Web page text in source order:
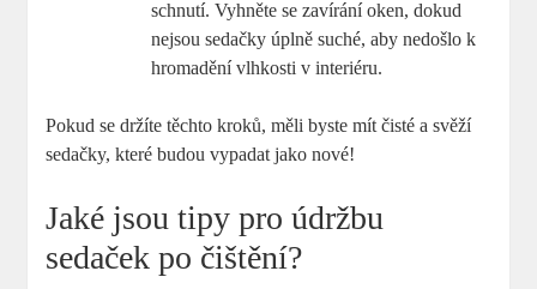
schnutí. Vyhněte se zavírání oken, dokud
nejsou sedačky úplně suché, aby nedošlo k
hromadění vlhkosti v interiéru.
Pokud se držíte těchto kroků, měli byste mít čisté a svěží
sedačky, které budou vypadat jako nové!
Jaké jsou tipy pro údržbu
sedaček po čištění?